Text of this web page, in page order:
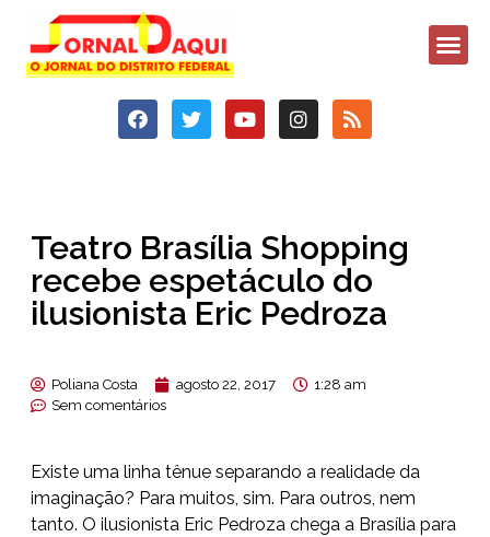
Teatro Brasília Shopping
recebe espetáculo do
ilusionista Eric Pedroza
Poliana Costa agosto 22, 2017
1:28 am
Sem comentários
Existe uma linha tênue separando a realidade da
imaginação? Para muitos, sim. Para outros, nem
tanto. O ilusionista Eric Pedroza chega a Brasília para